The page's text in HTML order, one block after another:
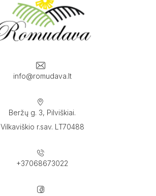
info@romudava.lt
Beržų g. 3, Pilviškiai.
Vilkaviškio r.sav. LT70488
+37068673022